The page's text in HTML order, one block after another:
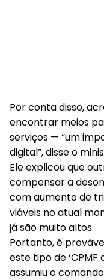
Por conta disso,
encontrar meios
serviços — “um
digital”, disse o
Ele explicou que
compensar a
com aumento de
viáveis no atual
já são muito altos.
Portanto, é
este tipo de ‘CPMF
assumiu o